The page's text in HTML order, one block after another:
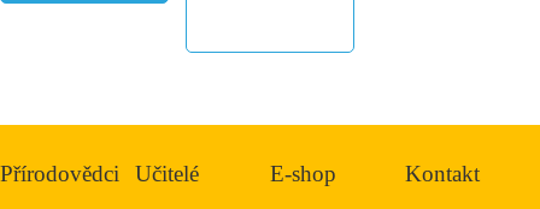
Přírodovědci Učitelé E-shop Kontakt